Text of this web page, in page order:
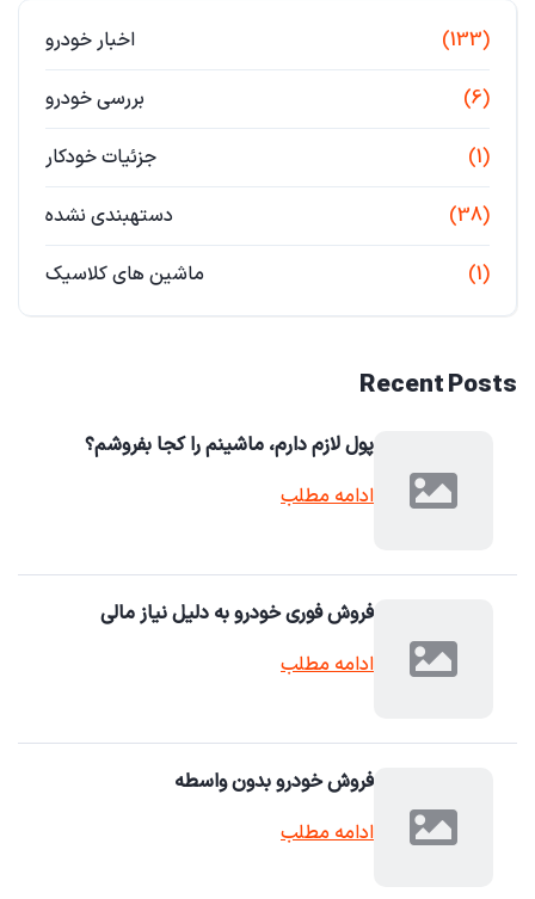
اخبار خودرو (133)
بررسی خودرو (6)
جزئیات خودکار (1)
دستهبندی نشده (38)
ماشین های کلاسیک (1)
Recent Posts
پول لازم دارم، ماشینم را کجا بفروشم؟
ادامه مطلب
فروش فوری خودرو به دلیل نیاز مالی
ادامه مطلب
فروش خودرو بدون واسطه
ادامه مطلب